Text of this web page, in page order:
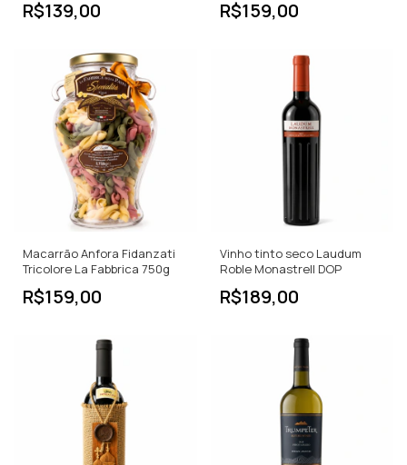
R$139,00 R$159,00
Macarrão Anfora Fidanzati
Tricolore La Fabbrica 750g
R$159,00
Vinho tinto seco Laudum
Roble Monastrell DOP
R$189,00